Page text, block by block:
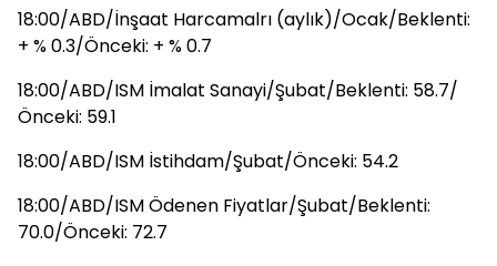
18:00/ABD/İnşaat Harcamalrı (aylık)/Ocak/Beklenti:
+ % 0.3/Önceki: + % 0.7
18:00/ABD/ISM İmalat Sanayi/Şubat/Beklenti: 58.7/
Önceki: 59.1
18:00/ABD/ISM İstihdam/Şubat/Önceki: 54.2
18:00/ABD/ISM Ödenen Fiyatlar/Şubat/Beklenti:
70.0/Önceki: 72.7